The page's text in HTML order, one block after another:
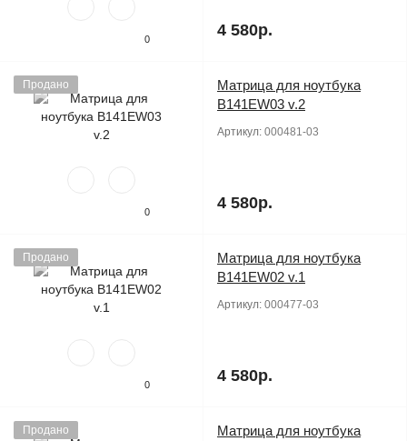
0 4 580р.
Продано
0
Матрица для ноутбука
B141EW03 v.2
Артикул: 000481-03
4 580р.
Продано
0
Матрица для ноутбука
B141EW02 v.1
Артикул: 000477-03
4 580р.
Продано
Матрица для ноутбука